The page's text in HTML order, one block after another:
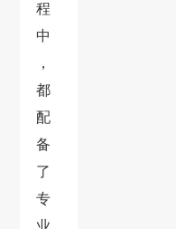
程
中
，
都
配
备
了
专